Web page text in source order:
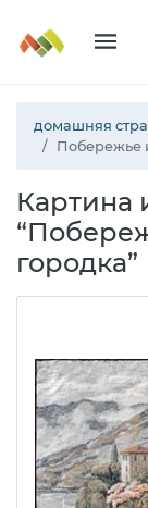
домашняя
Побережье
Картина
городка”